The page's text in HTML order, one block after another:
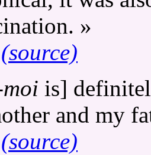
»
(source)
is]
and my
(source)